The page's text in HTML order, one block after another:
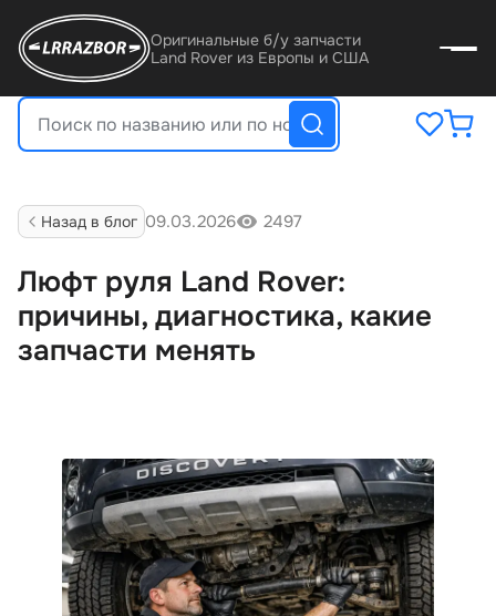
Оригинальные б/у запчасти
Land Rover из Европы и США
Назад в бло 09.03.2026 2497
Люфт руля Land Rover:
причины, диагностика, какие
запчасти менять